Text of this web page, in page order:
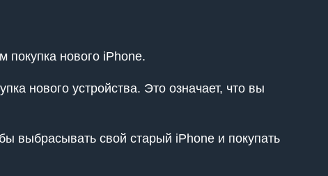
покупка нового iPhone.
нового устройства. Это означает, что вы
выбрасывать свой старый iPhone и покупать